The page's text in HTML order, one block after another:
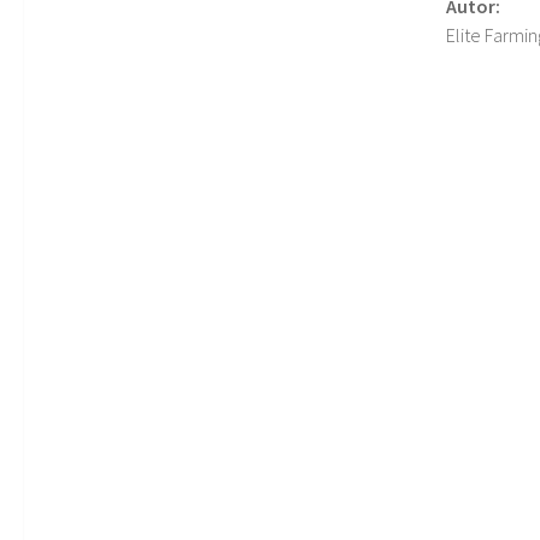
Autor:
Elite